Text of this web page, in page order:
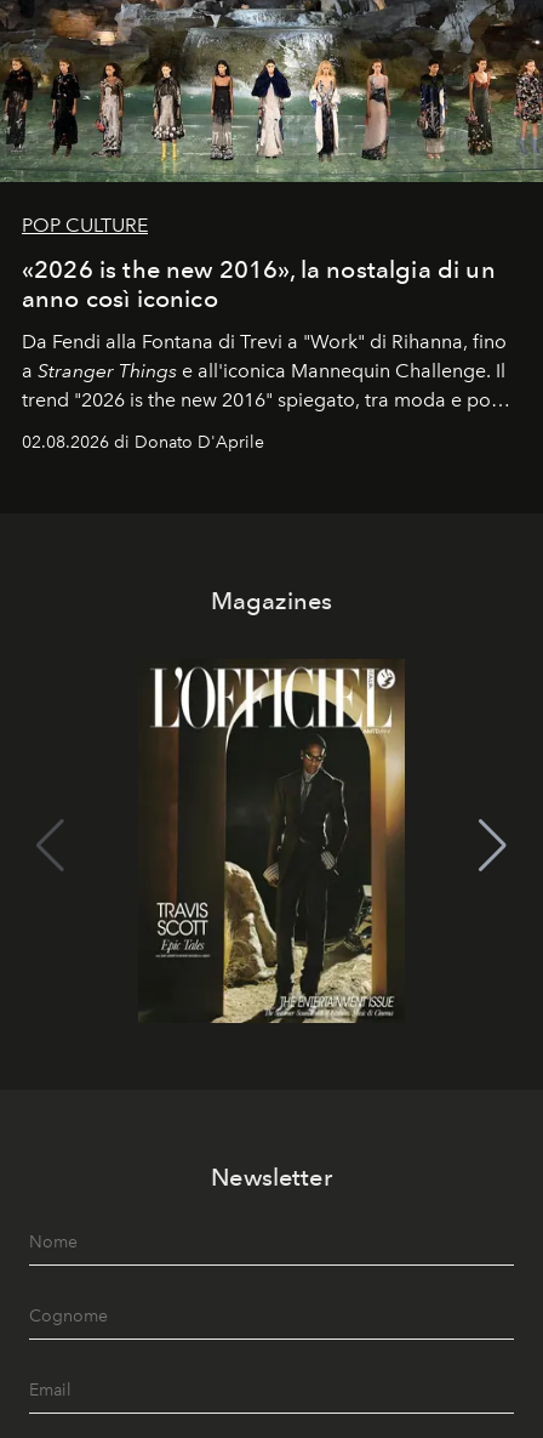
POP CULTURE
«2026 is the new 2016», la nostalgia di un
anno così iconico
Da Fendi alla Fontana di Trevi a "Work" di Rihanna, fino
a Stranger Things e all'iconica Mannequin Challenge. Il
trend "2026 is the new 2016" spiegato, tra moda e pop
02.08.2026 di Donato D'Aprile
Magazines
Newsletter